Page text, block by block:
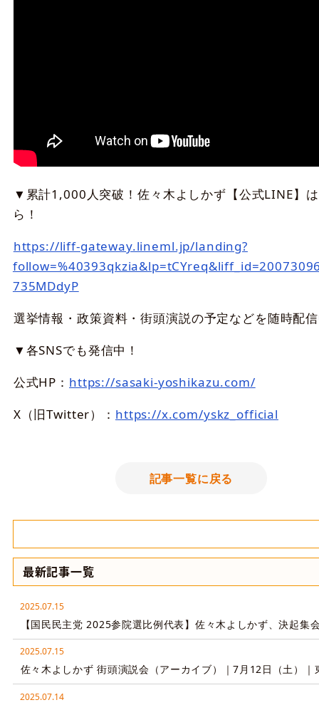
▼累計1,000人突破！佐々木よしかず【公式LINE】
ら！
https://liff-gateway.lineml.jp/landing?
735MDdyP
選挙情報・政策資料・街頭演説の予定などを随時配
▼各SNSでも発信中！
公式HP： https://sasaki-yoshikazu.com/
X（旧Twitter）： https://x.com/yskz_official
記事一覧に戻る
最新記事一覧
2025.07.15
【国民民主党 2025参院選比例代表】佐々木よしかず、決起集
2025.07.15
佐々木よしかず 街頭演説会（アーカイブ）｜7月12日（土）
2025.07.14